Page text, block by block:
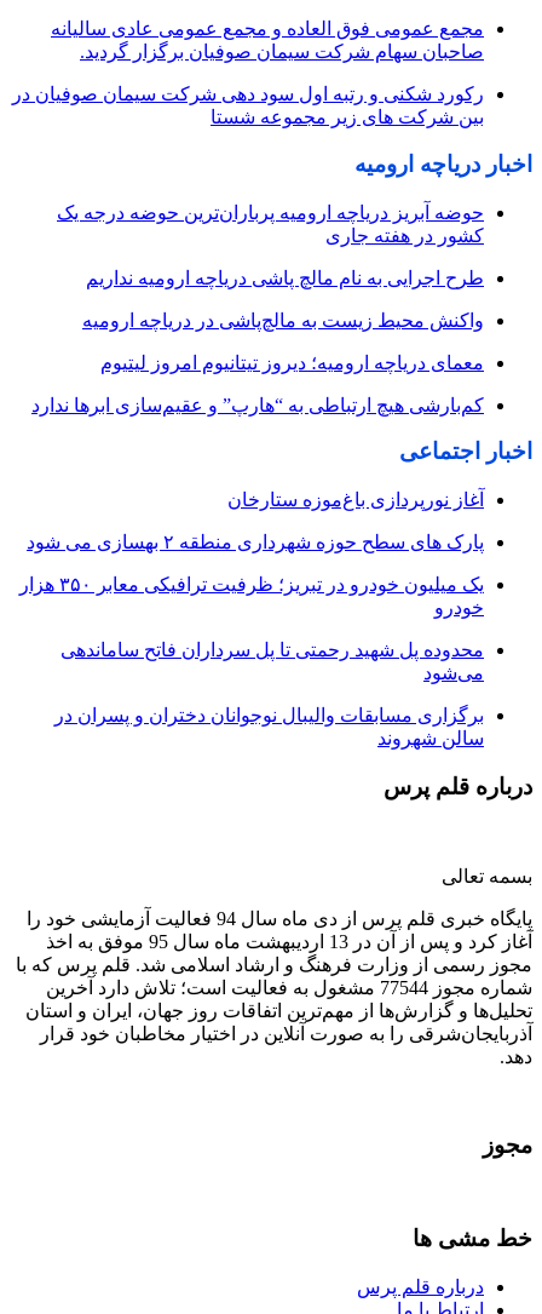
مجمع عمومی فوق العاده و مجمع عمومی عادی سالیانه
صاحبان سهام شرکت سیمان صوفیان برگزار گردید.
رکورد شکنی و رتبه اول سود دهی شرکت سیمان صوفیان در
بین شرکت های زیر مجموعه شستا
اخبار دریاچه ارومیه
حوضه آبریز دریاچه ارومیه پرباران‌ترین حوضه‌ درجه یک
کشور در هفته جاری
طرح اجرایی به نام مالچ پاشی دریاچه ارومیه نداریم
واکنش محیط زیست به مالچ‌پاشی در دریاچه ارومیه
معمای دریاچه ارومیه؛ دیروز تیتانیوم امروز لیتیوم
کم‌بارشی هیچ ارتباطی به “هارپ” و عقیم‌سازی ابرها ندارد
اخبار اجتماعی
آغاز نورپردازی باغ‌موزه ستارخان
پارک های سطح حوزه شهرداری منطقه ۲ بهسازی می شود
یک میلیون خودرو در تبریز؛ ظرفیت ترافیکی معابر ۳۵۰ هزار
خودرو
محدوده پل شهید رحمتی تا پل سرداران فاتح ساماندهی
می‌شود
برگزاری مسابقات والیبال نوجوانان دختران و پسران در
سالن شهروند
درباره قلم پرس
بسمه تعالی
پایگاه خبری قلم پرس از دی ماه سال 94 فعالیت آزمایشی خود را
آغاز کرد و پس از آن در 13 اردیبهشت ماه سال 95 موفق به اخذ
مجوز رسمی از وزارت فرهنگ و ارشاد اسلامی شد. قلم پرس که با
شماره مجوز 77544 مشغول به فعالیت است؛ تلاش دارد آخرین
تحلیل‌ها و گزارش‌ها از مهم‌ترین اتفاقات روز جهان، ایران و استان
آذربایجان‌شرقی را به صورت آنلاین در اختیار مخاطبان خود قرار
دهد.
مجوز
خط مشی ها
درباره قلم پرس
ارتباط با ما